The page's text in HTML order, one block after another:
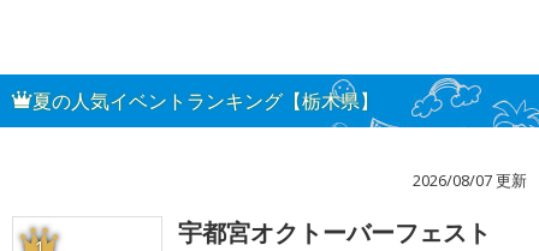
夏の人気イベントランキング【栃木県】
2026/08/07 更新
宇都宮オクトーバーフェスト